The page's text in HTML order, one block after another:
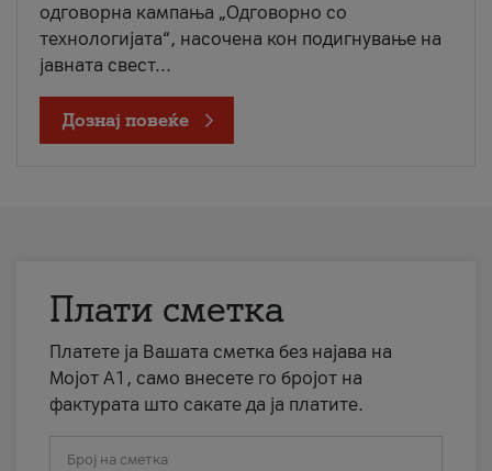
одговорна кампања „Одговорно со
технологијата“, насочена кон подигнување на
јавната свест...
Дознај повеќе
Плати сметка
Платете ја Вашата сметка без најава на
Мојот А1, само внесете го бројот на
фактурата што сакате да ја платите.
Број на сметка